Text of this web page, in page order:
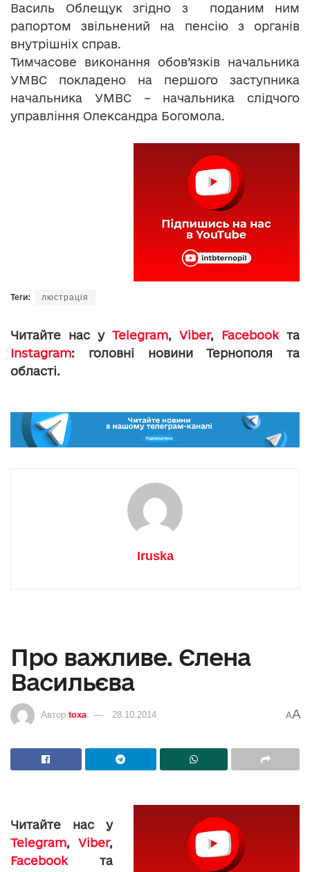
Василь Облещук згідно з поданим ним
рапортом звільнений на пенсію з органів
внутрішніх справ.
Тимчасове виконання обов’язків начальника
УМВС покладено на першого заступника
начальника УМВС – начальника слідчого
управління Олександра Богомола.
Теги: люстрація
Читайте нас у Telegram, Viber, Facebookта
Instagram: головні новини Тернополя та
області.
Iruska
Про важливе. Єлена
Васильєва
Автор toxa 28.10.2014 AA
Читайте нас у
Telegram, Viber,
Facebookта